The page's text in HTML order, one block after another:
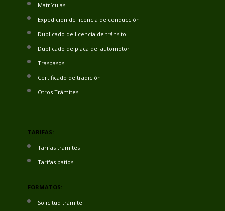
Matrículas
Expedición de licencia de conducción
Duplicado de licencia de tránsito
Duplicado de placa del automotor
Traspasos
Certificado de tradición
Otros Trámites
TARIFAS:
Tarifas trámites
Tarifas patios
FORMATOS:
Solicitud trámite